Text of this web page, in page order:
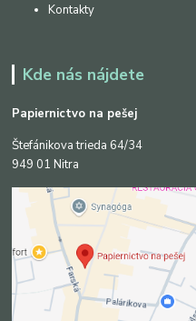
Kontakty
Kde nás nájdete
Papiernictvo na pešej
Štefánikova trieda 64/34
949 01 Nitra